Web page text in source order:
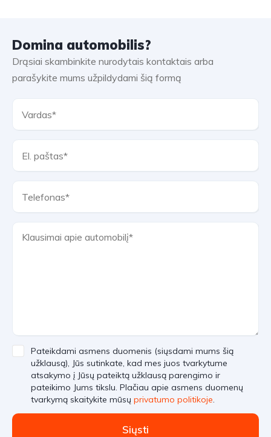
Domina automobilis?
Drąsiai skambinkite nurodytais kontaktais arba
parašykite mums užpildydami šią formą
Pateikdami asmens duomenis (siųsdami mums šią
užklausą), Jūs sutinkate, kad mes juos tvarkytume
atsakymo į Jūsų pateiktą užklausą parengimo ir
pateikimo Jums tikslu. Plačiau apie asmens duomenų
tvarkymą skaitykite mūsų privatumo politikoje.
Siųsti